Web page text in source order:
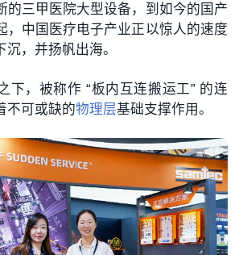
的三甲医院大型设备，到如今的国产
，中国医疗电子产业正以惊人的速度
，并扬帆出海。
下，被称作 “板内互连搬运工” 的连
不可或缺的物理层基础支撑作用。